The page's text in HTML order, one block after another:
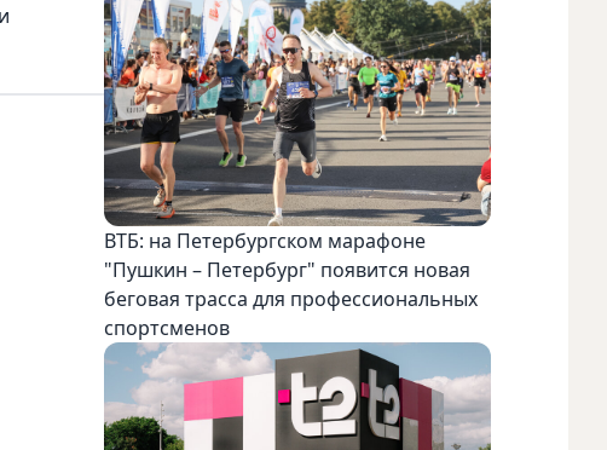
ВТБ: на Петербургском марафоне
"Пушкин – Петербург" появится новая
беговая трасса для профессиональных
спортсменов